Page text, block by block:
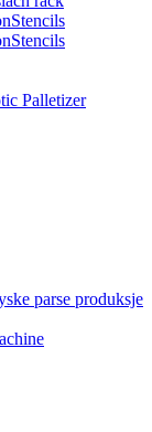
Palletizer
parse produksje